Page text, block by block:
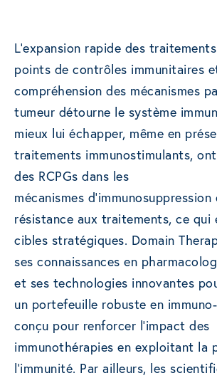
L’expansion rapide des
points de contrôles immunitaires
compréhension des mécanismes
tumeur détourne le système
mieux lui échapper, même en
traitements immunostimulants,
des RCPGs dans les
mécanismes
résistance aux traitements, ce qui
cibles stratégiques. Domain
ses connaissances en
et ses technologies innovantes
un portefeuille robuste en
conçu pour renforcer l’impact des
immunothérapies en exploitant la
l’immunité. Par ailleurs, les